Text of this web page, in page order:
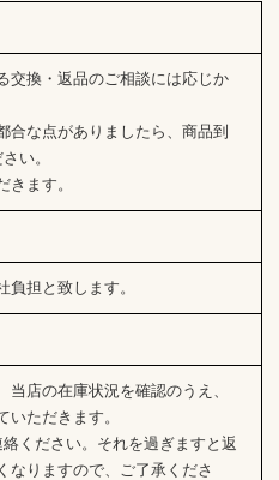
交換・返品のご相談には応じか
合な点がありましたら、商品到
い。
ます。
負担と致します。
店の在庫状況を確認のうえ、
いただきます。
ください。それを過ぎますと返
なりますので、ご了承くださ